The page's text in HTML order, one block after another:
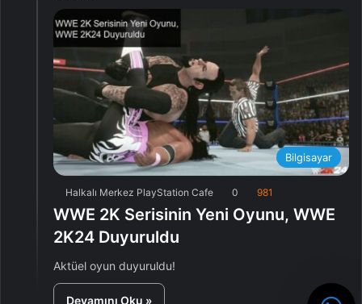
Bilgisayar
Halkalı Merkez PlayStation Cafe 0 981
WWE 2K Serisinin Yeni Oyunu, WWE
2K24 Duyuruldu
Aktüel oyun duyuruldu!
Devamını Oku »